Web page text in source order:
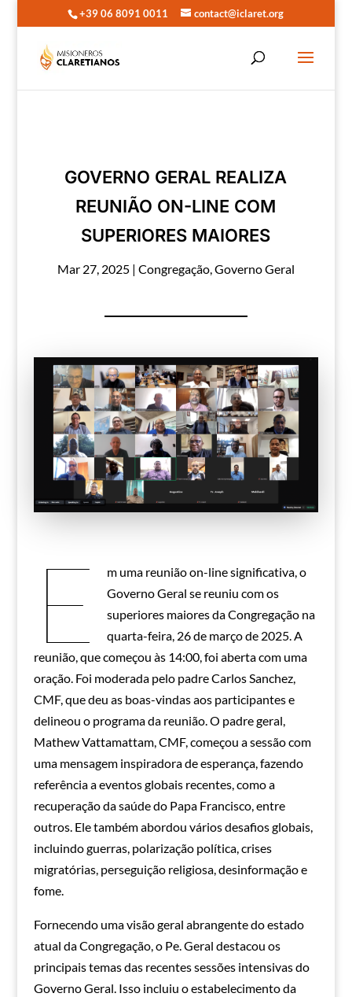
+39 06 8091 0011 contact@iclaret.org
GOVERNO GERAL REALIZA
REUNIÃO ON-LINE COM
SUPERIORES MAIORES
Mar 27, 2025| Congregação,Governo Geral
E
m uma reunião on-line significativa, o
Governo Geral se reuniu com os
superiores maiores da Congregação na
quarta-feira, 26 de março de 2025. A
reunião, que começou às 14:00, foi aberta com uma
oração. Foi moderada pelo padre Carlos Sanchez,
CMF, que deu as boas-vindas aos participantes e
delineou o programa da reunião. O padre geral,
Mathew Vattamattam, CMF, começou a sessão com
uma mensagem inspiradora de esperança, fazendo
referência a eventos globais recentes, como a
recuperação da saúde do Papa Francisco, entre
outros. Ele também abordou vários desafios globais,
incluindo guerras, polarização política, crises
migratórias, perseguição religiosa, desinformação e
fome.
Fornecendo uma visão geral abrangente do estado
atual da Congregação, o Pe. Geral destacou os
principais temas das recentes sessões intensivas do
Governo Geral. Isso incluiu o estabelecimento da